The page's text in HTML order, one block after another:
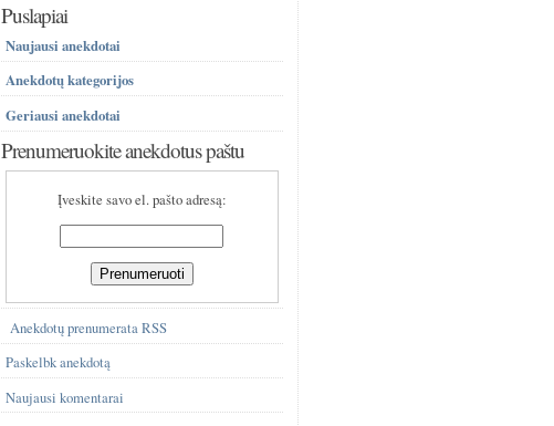
Puslapiai
Naujausi anekdotai
Anekdotų kategorijos
Geriausi anekdotai
Prenumeruokite anekdotus paštu
Įveskite savo el. pašto adresą:
Anekdotų prenumerata RSS
Paskelbk anekdotą
Naujausi komentarai